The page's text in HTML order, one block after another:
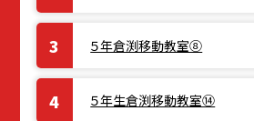
５年倉渕移動教室⑧
５年生倉渕移動教室⑭